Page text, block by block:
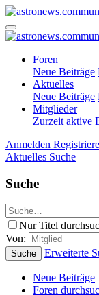
Foren
Neue Beiträge
Aktuelles
Neue Beiträge
Mitglieder
Zurzeit aktive
Anmelden
Aktuelles Suche
Suche
Nur Titel
Von:
Suche Erweiterte
Neue Beiträge
Foren